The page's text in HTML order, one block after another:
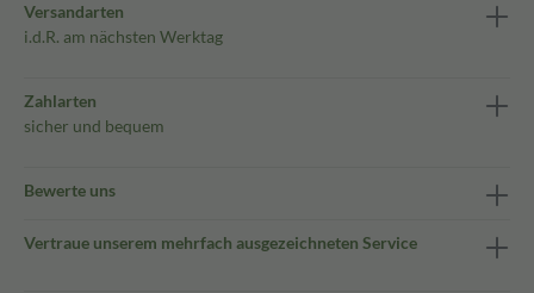
Versandarten
i.d.R. am nächsten Werktag
Zahlarten
sicher und bequem
Bewerte uns
Vertraue unserem mehrfach ausgezeichneten Service